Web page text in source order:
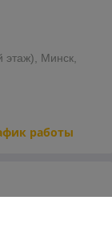
этаж), Минск,
работы